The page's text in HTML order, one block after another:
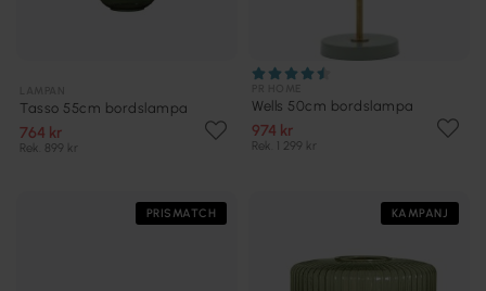
Tasso 55cm bordslampa
764 kr
Rek. 899 kr
Wells 50cm bordslampa
974 kr
Rek. 1 299 kr
PRISMATCH KAMPANJ